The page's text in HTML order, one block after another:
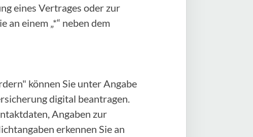
eines Vertrages oder zur
einem „*“ neben dem
können Sie unter Angabe
digital beantragen.
Angaben zur
erkennen Sie an